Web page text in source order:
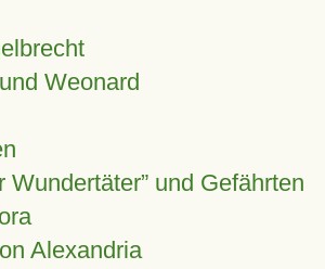
Weonard
Wundertäter” und Gefährten
Alexandria